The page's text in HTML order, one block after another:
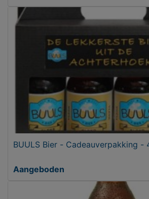
BUULS Bier - Cadeauverpakking -
Aangeboden